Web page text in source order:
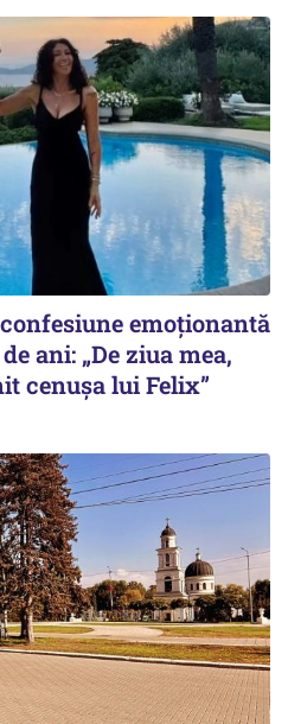
emoționantă
ani: „De ziua mea,
cenușa lui Felix”